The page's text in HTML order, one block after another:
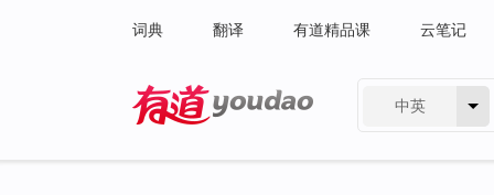
词典 翻译 有道精品课 云笔记
中英